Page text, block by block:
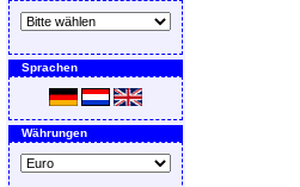
Sprachen
Währungen